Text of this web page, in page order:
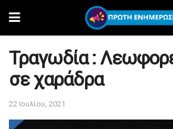
Τραγωδία :
σε χαράδρα
22 Ιουλίου, 2021